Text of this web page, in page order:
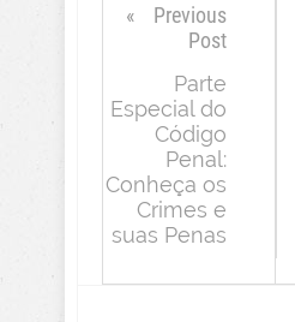
Previous
Post
Parte
Especial do
Código
Penal:
Conheça os
Crimes e
suas Penas